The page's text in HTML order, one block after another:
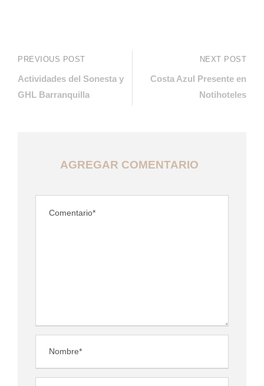
PREVIOUS POST
Actividades del Sonesta y
GHL Barranquilla
NEXT POST
Costa Azul Presente en
Notihoteles
AGREGAR COMENTARIO